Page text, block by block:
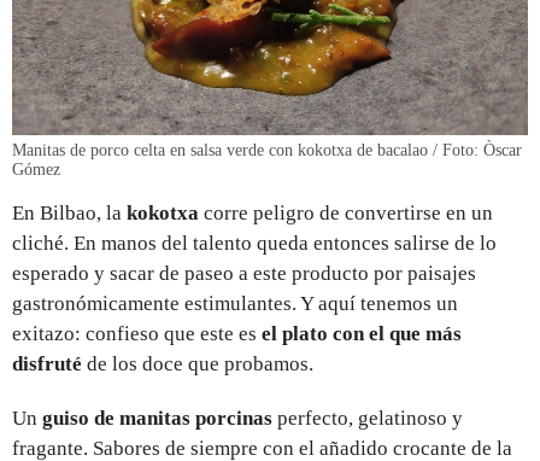
Manitas de porco celta en salsa verde con kokotxa de bacalao / Foto: Òscar
Gómez
En Bilbao, la kokotxa corre peligro de convertirse en un
cliché. En manos del talento queda entonces salirse de lo
esperado y sacar de paseo a este producto por paisajes
gastronómicamente estimulantes. Y aquí tenemos un
exitazo: confieso que este es el plato con el que más
disfruté de los doce que probamos.
Un guiso de manitas porcinas perfecto, gelatinoso y
fragante. Sabores de siempre con el añadido crocante de la